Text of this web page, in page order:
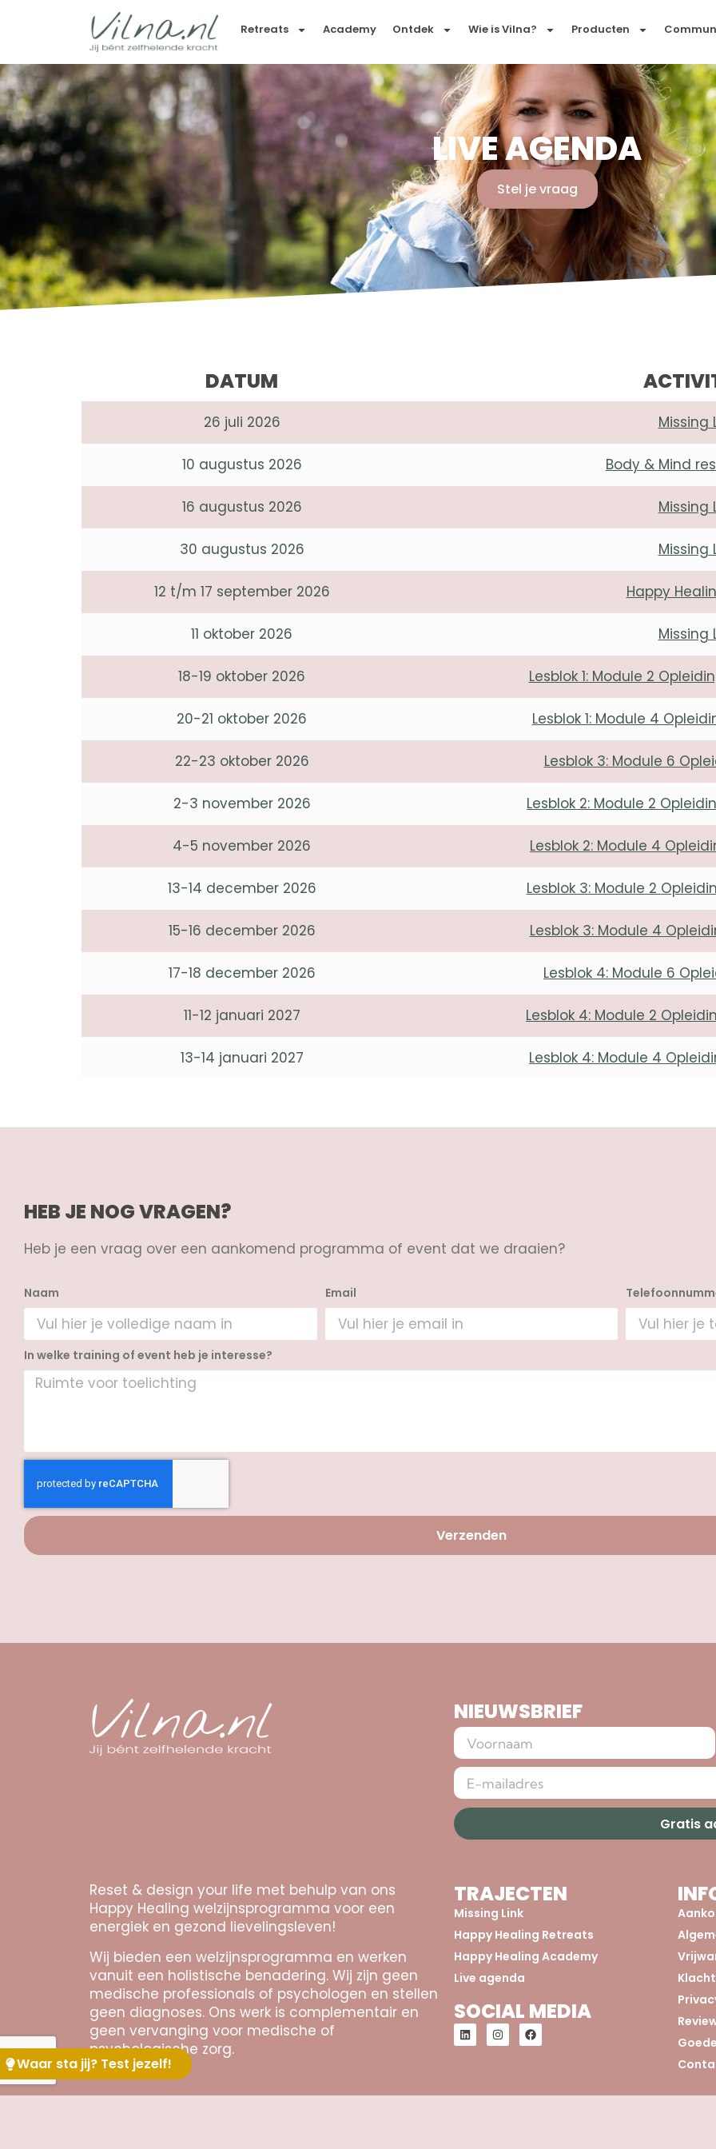
Retreats Academy Ontdek Wie is Vilna? Producten
LIVE AGENDA
Stel je vraag
DATUM
26 juli 2026 Missing
10 augustus 2026 Body & Mind
16 augustus 2026 Missing
30 augustus 2026 Missing
12 t/m 17 september 2026 Happy
11 oktober 2026 Missing
18-19 oktober 2026 Lesblok 1: Module 2
20-21 oktober 2026 Lesblok 1: Module 4
22-23 oktober 2026 Lesblok 3: Module 6
2-3 november 2026 Lesblok 2: Module 2
4-5 november 2026 Lesblok 2: Module 4
13-14 december 2026 Lesblok 3: Module 2
15-16 december 2026 Lesblok 3: Module 4
17-18 december 2026 Lesblok 4: Module 6
11-12 januari 2027 Lesblok 4: Module 2
13-14 januari 2027 Lesblok 4: Module 4
HEB JE NOG VRAGEN?
Heb je een vraag over een aankomend programma of event dat we draaien?
Naam Email
In welke training of event heb je interesse?
Verzenden
Waar sta jij? Test jezelf!
NIEUWSBRIEF
Gratis
Reset & design your life met behulp van ons
Happy Healing welzijnsprogramma voor een
energiek en gezond lievelingsleven!
Wij bieden een welzijnsprogramma en werken
vanuit een holistische benadering. Wij zijn geen
medische professionals of psychologen en stellen
geen diagnoses. Ons werk is complementair en
geen vervanging voor medische of
psychologische zorg.
TRAJECTEN
Missing Link
Happy Healing Retreats
Happy Healing Academy
Live agenda
SOCIAL MEDIA